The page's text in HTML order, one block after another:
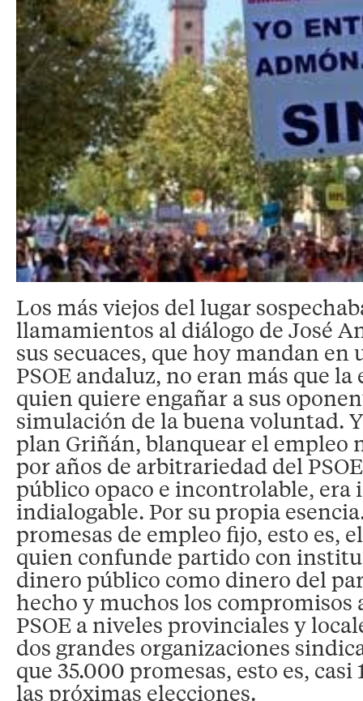
Los más viejos del lugar
llamamientos al diálogo de José
sus secuaces, que hoy mandan en
PSOE andaluz, no eran más que la
quien quiere engañar a sus
simulación de la buena voluntad.
plan Griñán, blanquear el empleo
por años de arbitrariedad del
público opaco e incontrolable, era
indialogable. Por su propia
promesas de empleo fijo, esto es,
quien confunde partido con
dinero público como dinero del
hecho y muchos los compromisos
PSOE a niveles provinciales y
dos grandes organizaciones
que 35.000 promesas, esto es,
las próximas elecciones.